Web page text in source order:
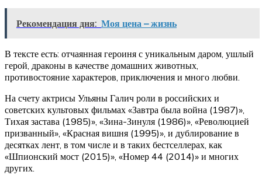
Рекомендация дня: Моя цена – жизнь
В тексте есть: отчаянная героиня с уникальным даром, ушлый
герой, драконы в качестве домашних животных,
противостояние характеров, приключения и много любви.
На счету актрисы Ульяны Галич роли в российских и
советских культовых фильмах «Завтра была война (1987)»,
Тихая застава (1985)», «Зина-Зинуля (1986)», «Революцией
призванный», «Красная вишня (1995)», и дублирование в
десятках лент, в том числе и в таких бестселлерах, как
«Шпионский мост (2015)», «Номер 44 (2014)» и многих
других.